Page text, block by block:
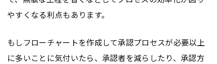
やすくなる利点もあります。
もしフローチャートを作成して承認プロセスが必要以上
に多いことに気付いたら、承認者を減らしたり、承認方